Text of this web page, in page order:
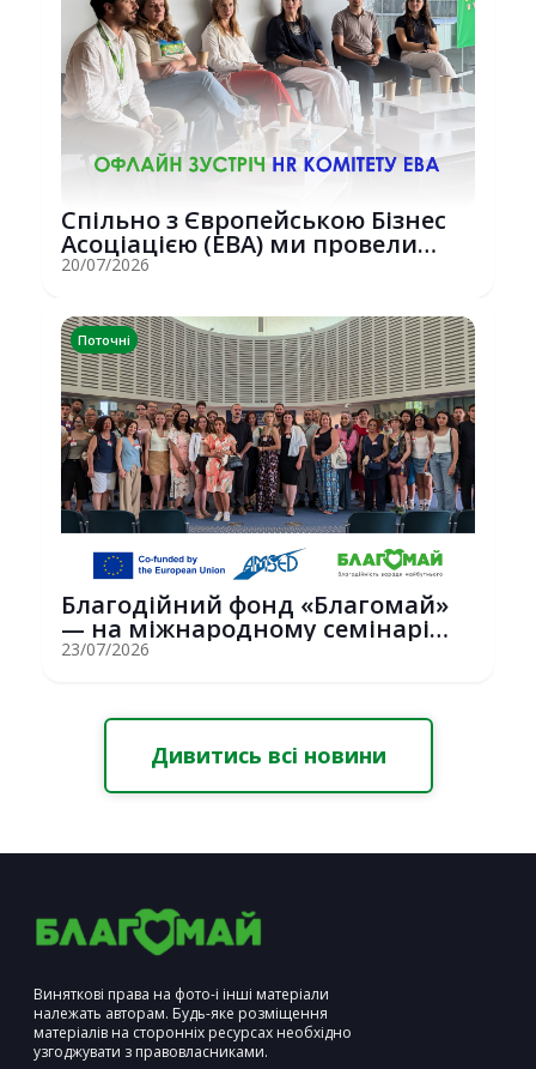
Спільно з Європейською Бізнес
Асоціацією (EBA) ми провели
потужну о...
20/07/2026
Поточні
Благодійний фонд «Благомай»
— на міжнародному семінарі
Erasmus+ у С...
23/07/2026
Дивитись всі новини
Виняткові права на фото-і інші матеріали
належать авторам. Будь-яке розміщення
матеріалів на сторонніх ресурсах необхідно
узгоджувати з правовласниками.